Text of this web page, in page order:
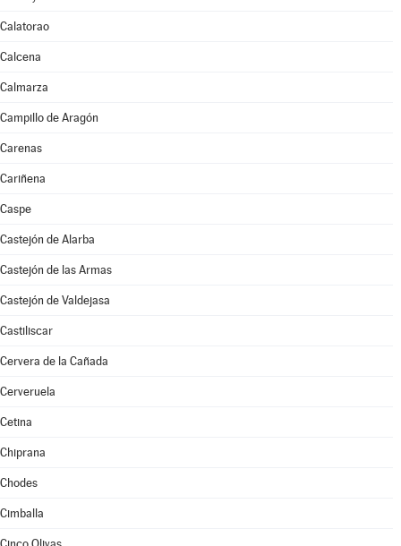
Calatorao
Calcena
Calmarza
Campillo de Aragón
Carenas
Cariñena
Caspe
Castejón de Alarba
Castejón de las Armas
Castejón de Valdejasa
Castiliscar
Cervera de la Cañada
Cerveruela
Cetina
Chiprana
Chodes
Cimballa